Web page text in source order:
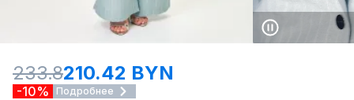
233.8210.42 BYN
-10% Подробнее